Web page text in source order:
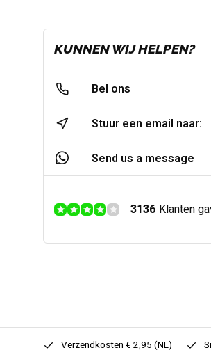
KUNNEN WIJ HELPEN?
Bel ons
Stuur een email naar:
Send us a message
3136 Klanten
Verzendkosten € 2,95 (NL)